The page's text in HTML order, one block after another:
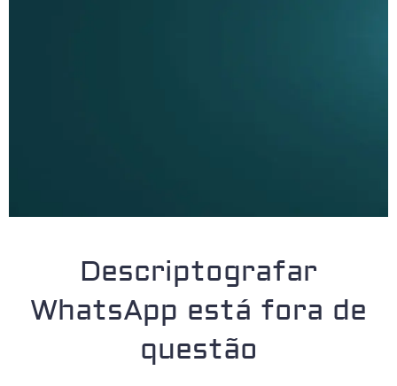
Descriptografar
WhatsApp está fora de
questão